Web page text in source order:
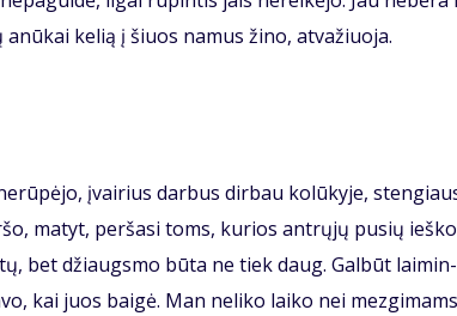
ke­lią į šiuos na­mus ži­no, at­va­žiuo­ja.
įvai­rius dar­bus dir­bau ko­lū­ky­je,
ma­tyt, per­ša­si toms, ku­rios ant­rų­jų pu­sių
bet džiaugs­mo bū­ta ne tiek daug. Gal­būt lai­min­
kai juos bai­gė. Man ne­li­ko lai­ko nei